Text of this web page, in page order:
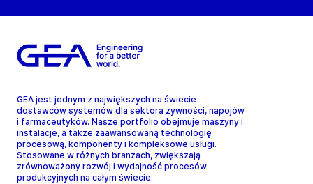
GEA jest jednym z największych na świecie
dostawców systemów dla sektora żywności, napojów
i farmaceutyków. Nasze portfolio obejmuje maszyny i
instalacje, a także zaawansowaną technologię
procesową, komponenty i kompleksowe usługi.
Stosowane w różnych branżach, zwiększają
zrównoważony rozwój i wydajność procesów
produkcyjnych na całym świecie.